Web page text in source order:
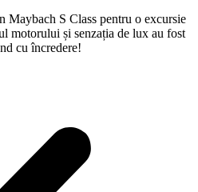
Maybach S Class pentru o excursie
motorului și senzația de lux au fost
cu încredere!